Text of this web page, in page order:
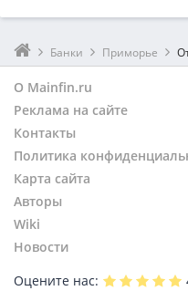
Банки Приморье
О Mainfin.ru
Реклама на сайте
Контакты
Политика
Карта сайта
Авторы
Wiki
Новости
Оцените нас: